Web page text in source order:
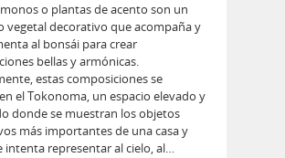
o plantas de acento son un
vegetal decorativo que acompaña y
al bonsái para crear
bellas y armónicas.
estas composiciones se
el Tokonoma, un espacio elevado y
donde se muestran los objetos
más importantes de una casa y
intenta representar al cielo, al…